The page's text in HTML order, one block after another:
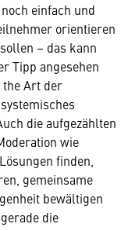
einfach und
orientieren
– das kann
Tipp angesehen
the Art der
die aufgezählten
wie
finden,
gemeinsame
bewältigen
die